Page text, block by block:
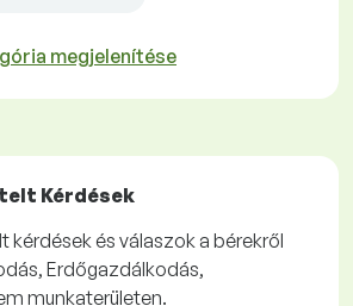
megjelenítése
Kérdések
kérdések és válaszok a bérekről
Erdőgazdálkodás,
munkaterületen.